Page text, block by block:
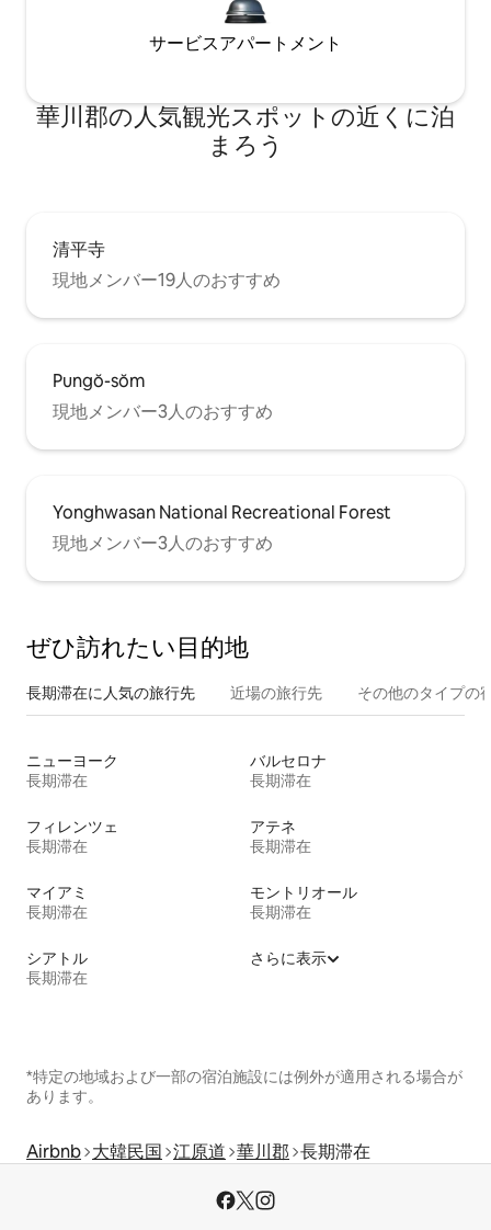
サービスアパートメント
華川郡の人気観光スポットの近くに泊
まろう
清平寺
現地メンバー19人のおすすめ
Pungŏ-sŏm
現地メンバー3人のおすすめ
Yonghwasan National Recreational Forest
現地メンバー3人のおすすめ
ぜひ訪⁠れ⁠た⁠い目⁠的⁠地
長期滞在に人気の旅行先 近場の旅行先 その他のタ⁠イ⁠プ⁠の
ニューヨーク
長期滞在
バルセロナ
長期滞在
フィレンツェ
長期滞在
アテネ
長期滞在
マイアミ
長期滞在
モントリオール
長期滞在
シアトル
長期滞在
さらに表示
*特定の地域および一部の宿泊施設には例外が適用される場合が
あります。
Airbnb 大韓民国 江原道 華川郡 長期滞在